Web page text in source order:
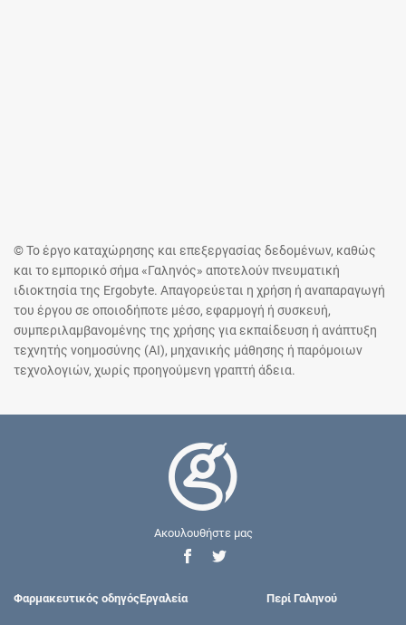
© Το έργο καταχώρησης και επεξεργασίας δεδομένων, καθώς
και το εμπορικό σήμα «Γαληνός» αποτελούν πνευματική
ιδιοκτησία της Ergobyte. Απαγορεύεται η χρήση ή αναπαραγωγή
του έργου σε οποιοδήποτε μέσο, εφαρμογή ή συσκευή,
συμπεριλαμβανομένης της χρήσης για εκπαίδευση ή ανάπτυξη
τεχνητής νοημοσύνης (AI), μηχανικής μάθησης ή παρόμοιων
τεχνολογιών, χωρίς προηγούμενη γραπτή άδεια.
Ακουλουθήστε μας
Φαρμακευτικός οδηγόςΕργαλεία Περί Γαληνού